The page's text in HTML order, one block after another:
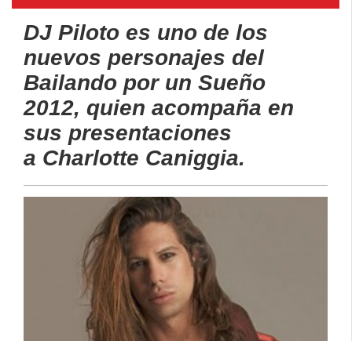
DJ Piloto es uno de los
nuevos personajes del
Bailando por un Sueño
2012, quien acompaña en
sus presentaciones
a Charlotte Caniggia.